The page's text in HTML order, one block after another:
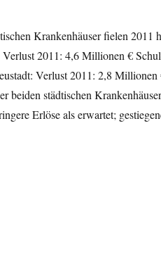
Krankenhäuser fielen 2011
2011: 4,6 Millionen €
Verlust 2011: 2,8 Millionen
beiden städtischen
Erlöse als erwartet;
höhere Verluste als erwartet“